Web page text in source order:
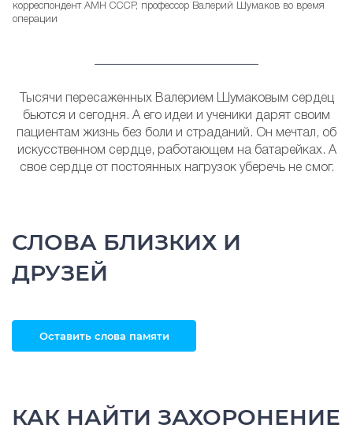
корреспондент АМН СССР, профессор Валерий Шумаков во время
операции
Тысячи пересаженных Валерием Шумаковым сердец
бьются и сегодня. А его идеи и ученики дарят своим
пациентам жизнь без боли и страданий. Он мечтал, об
искусственном сердце, работающем на батарейках. А
свое сердце от постоянных нагрузок уберечь не смог.
СЛОВА БЛИЗКИХ И
ДРУЗЕЙ
Оставить слова памяти
КАК НАЙТИ ЗАХОРОНЕНИЕ